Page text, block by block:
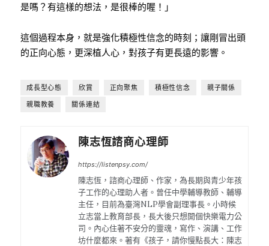
是嗎？有這樣的想法，是很棒的喔！」
這個過程本身，就是強化積極性信念的時刻；讓剛冒出頭
的正向心態，更深植人心，對孩子有更長遠的影響。
成長型心態 欣賞 正向聚焦 積極性信念
親子關係
親職教養
關係連結
陳志恆諮商心理師
https://listenpsy.com/
陳志恆，諮商心理師、作家，為長期與青少年孩
子工作的心理助人者。曾任中學輔導教師、輔導
主任，目前為臺灣NLP學會副理事長。小時候
立志當上教育部長，長大後只想開個快樂電力公
司。內心住著不安分的靈魂，寫作、演講、工作
坊什麼都來。著有《孩子，請你慢點長大：陳志